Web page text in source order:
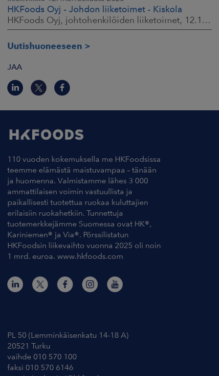
HKFoods Oyj - Johdon liiketoimet - Kiskola
HKFoods Oyj, johtohenkilöiden liiketoimet, 12.11.2025 klo 18.00
Uutishuoneeseen
JAA
110 vuoden kokemuksella me HKFoodsissa
teemme elämästä maistuvampaa – tänään
ja huomenna. Valmistamme lähes 3 000
ammattilaisen voimin vastuullista ja
paikallisesti tuotettua ruokaa kuluttajien
erilaisiin ruokahetkiin. Tunnettuja
tuotemerkkejämme Suomessa ovat HK®,
Kariniemen® ja Via®. Pörssilistatun
HKFoodsin liikevaihto vuonna 2025 oli noin
1 mrd. euroa. www.hkfoods.com
PL 50 (Lemminkäisenkatu 14-18 A)
20521 Turku
vaihde 010 570 100
faksi 010 570 6146